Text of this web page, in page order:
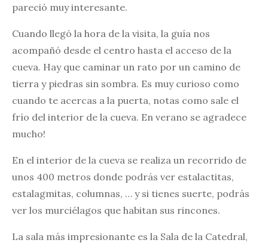
pareció muy interesante.
Cuando llegó la hora de la visita, la guía nos
acompañó desde el centro hasta el acceso de la
cueva. Hay que caminar un rato por un camino de
tierra y piedras sin sombra. Es muy curioso como
cuando te acercas a la puerta, notas como sale el
frío del interior de la cueva. En verano se agradece
mucho!
En el interior de la cueva se realiza un recorrido de
unos 400 metros donde podrás ver estalactitas,
estalagmitas, columnas, … y si tienes suerte, podrás
ver los murciélagos que habitan sus rincones.
La sala más impresionante es la Sala de la Catedral,